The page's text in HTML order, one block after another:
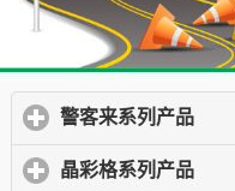
警客来系列产品
晶彩格系列产品